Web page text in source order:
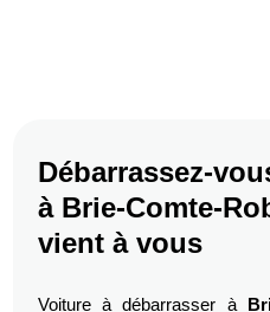
Débarrassez-
à Brie-Comte-
vient à vous
Voiture à débarrasser à